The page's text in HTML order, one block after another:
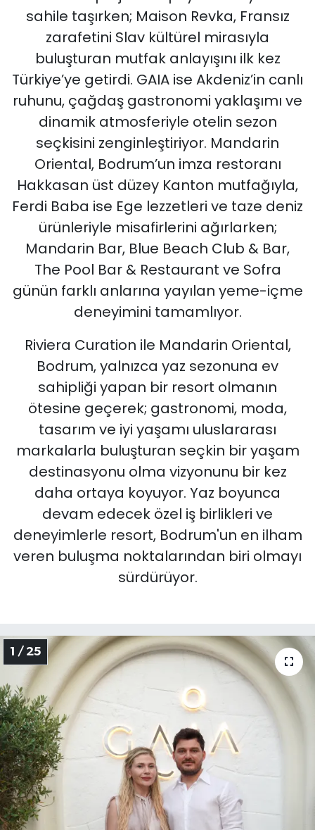
sahile taşırken; Maison Revka, Fransız
zarafetini Slav kültürel mirasıyla
buluşturan mutfak anlayışını ilk kez
Türkiye’ye getirdi. GAIA ise Akdeniz’in canlı
ruhunu, çağdaş gastronomi yaklaşımı ve
dinamik atmosferiyle otelin sezon
seçkisini zenginleştiriyor. Mandarin
Oriental, Bodrum’un imza restoranı
Hakkasan üst düzey Kanton mutfağıyla,
Ferdi Baba ise Ege lezzetleri ve taze deniz
ürünleriyle misafirlerini ağırlarken;
Mandarin Bar, Blue Beach Club & Bar,
The Pool Bar & Restaurant ve Sofra
günün farklı anlarına yayılan yeme-içme
deneyimini tamamlıyor.
Riviera Curation ile Mandarin Oriental,
Bodrum, yalnızca yaz sezonuna ev
sahipliği yapan bir resort olmanın
ötesine geçerek; gastronomi, moda,
tasarım ve iyi yaşamı uluslararası
markalarla buluşturan seçkin bir yaşam
destinasyonu olma vizyonunu bir kez
daha ortaya koyuyor. Yaz boyunca
devam edecek özel iş birlikleri ve
deneyimlerle resort, Bodrum'un en ilham
veren buluşma noktalarından biri olmayı
sürdürüyor.
1 / 25